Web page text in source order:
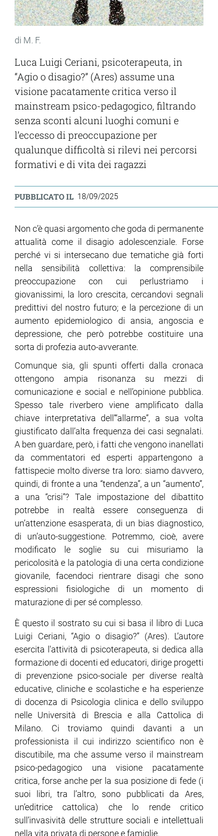
di M. F.
Luca Luigi Ceriani, psicoterapeuta, in
“Agio o disagio?” (Ares) assume una
visione pacatamente critica verso il
mainstream psico-pedagogico, filtrando
senza sconti alcuni luoghi comuni e
l’eccesso di preoccupazione per
qualunque difficoltà si rilevi nei percorsi
formativi e di vita dei ragazzi
PUBBLICATO IL 18/09/2025
Non c’è quasi argomento che goda di permanente
attualità come il disagio adolescenziale. Forse
perché vi si intersecano due tematiche già forti
nella sensibilità collettiva: la comprensibile
preoccupazione con cui perlustriamo i
giovanissimi, la loro crescita, cercandovi segnali
predittivi del nostro futuro; e la percezione di un
aumento epidemiologico di ansia, angoscia e
depressione, che però potrebbe costituire una
sorta di profezia auto-avverante.
Comunque sia, gli spunti offerti dalla cronaca
ottengono ampia risonanza su mezzi di
comunicazione e social e nell’opinione pubblica.
Spesso tale riverbero viene amplificato dalla
chiave interpretativa dell’“allarme”, a sua volta
giustificato dall’alta frequenza dei casi segnalati.
A ben guardare, però, i fatti che vengono inanellati
da commentatori ed esperti appartengono a
fattispecie molto diverse tra loro: siamo davvero,
quindi, di fronte a una “tendenza”, a un “aumento”,
a una “crisi”? Tale impostazione del dibattito
potrebbe in realtà essere conseguenza di
un’attenzione esasperata, di un bias diagnostico,
di un’auto-suggestione. Potremmo, cioè, avere
modificato le soglie su cui misuriamo la
pericolosità e la patologia di una certa condizione
giovanile, facendoci rientrare disagi che sono
espressioni fisiologiche di un momento di
maturazione di per sé complesso.
È questo il sostrato su cui si basa il libro di Luca
Luigi Ceriani, “Agio o disagio?” (Ares). L’autore
esercita l'attività di psicoterapeuta, si dedica alla
formazione di docenti ed educatori, dirige progetti
di prevenzione psico-sociale per diverse realtà
educative, cliniche e scolastiche e ha esperienze
di docenza di Psicologia clinica e dello sviluppo
nelle Università di Brescia e alla Cattolica di
Milano. Ci troviamo quindi davanti a un
professionista il cui indirizzo scientifico non è
discutibile, ma che assume verso il mainstream
psico-pedagogico una visione pacatamente
critica, forse anche per la sua posizione di fede (i
suoi libri, tra l’altro, sono pubblicati da Ares,
un’editrice cattolica) che lo rende critico
sull’invasività delle strutture sociali e intellettuali
nella vita privata di persone e famiglie.